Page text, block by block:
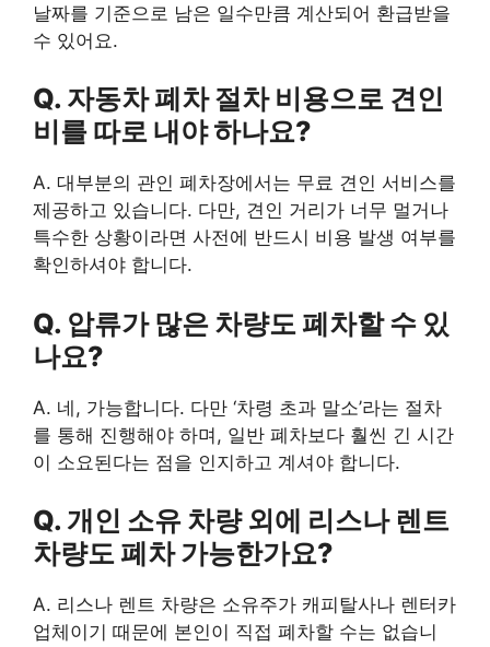
날짜를 기준으로 남은 일수만큼 계산되어 환급받을
수 있어요.
Q. 자동차 폐차 절차 비용으로 견인
비를 따로 내야 하나요?
A. 대부분의 관인 폐차장에서는 무료 견인 서비스를
제공하고 있습니다. 다만, 견인 거리가 너무 멀거나
특수한 상황이라면 사전에 반드시 비용 발생 여부를
확인하셔야 합니다.
Q. 압류가 많은 차량도 폐차할 수 있
나요?
A. 네, 가능합니다. 다만 ‘차령 초과 말소’라는 절차
를 통해 진행해야 하며, 일반 폐차보다 훨씬 긴 시간
이 소요된다는 점을 인지하고 계셔야 합니다.
Q. 개인 소유 차량 외에 리스나 렌트
차량도 폐차 가능한가요?
A. 리스나 렌트 차량은 소유주가 캐피탈사나 렌터카
업체이기 때문에 본인이 직접 폐차할 수는 없습니